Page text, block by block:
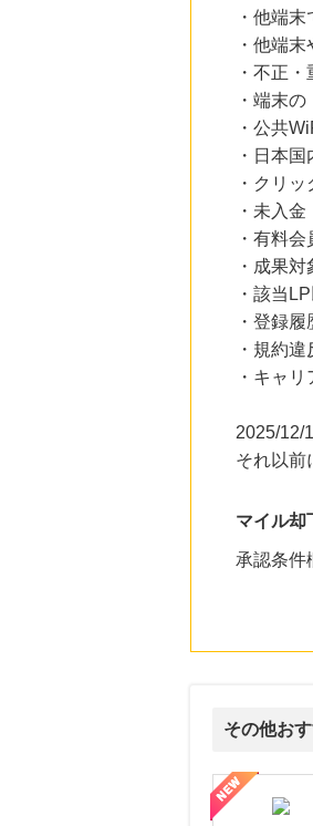
・他端
・他端
・不正
・端末
・公共
・日本
・クリ
・未入金
・有料
・成果
・該当
・登録
・規約
・キャ
2025/12/
それ以前
マイル却
承認条件
その他お
【おせちの千賀屋】おもてなし参道本店
SBI新生銀